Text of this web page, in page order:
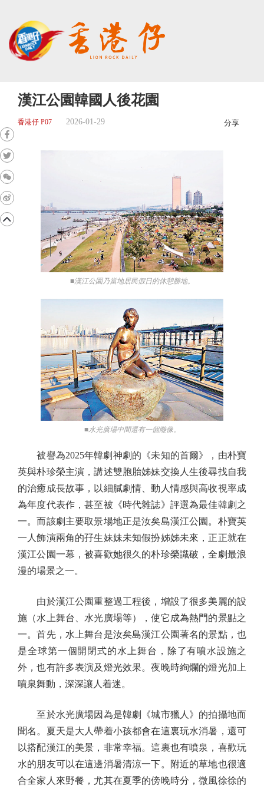
漢江公園韓國人後花園
香港仔 P07 2026-01-29 分享
■漢江公園乃當地居民假日的休憩勝地。
■水光廣場中間還有一個雕像。
被譽為2025年韓劇神劇的《未知的首爾》，由朴寶
英與朴珍榮主演，講述雙胞胎姊妹交換人生後尋找自我
的治癒成長故事，以細膩劇情、動人情感與高收視率成
為年度代表作，甚至被《時代雜誌》評選為最佳韓劇之
一。而該劇主要取景場地正是汝矣島漢江公園。朴寶英
一人飾演兩角的孖生妹妹未知假扮姊姊未來，正正就在
漢江公園一幕，被喜歡她很久的朴珍榮識破，全劇最浪
漫的場景之一。
由於漢江公園重整過工程後，增設了很多美麗的設
施（水上舞台、水光廣場等），使它成為熱門的景點之
一。首先，水上舞台是汝矣島漢江公園著名的景點，也
是全球第一個開閉式的水上舞台，除了有噴水設施之
外，也有許多表演及燈光效果。夜晚時絢爛的燈光加上
噴泉舞動，深深讓人着迷。
至於水光廣場因為是韓劇《城市獵人》的拍攝地而
聞名。夏天是大人帶着小孩都會在這裏玩水消暑，還可
以搭配漢江的美景，非常幸福。這裏也有噴泉，喜歡玩
水的朋友可以在這邊消暑清涼一下。附近的草地也很適
合全家人來野餐，尤其在夏季的傍晚時分，微風徐徐的